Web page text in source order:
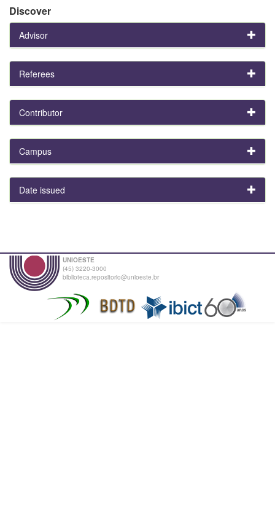
Discover
Advisor
Referees
Contributor
Campus
Date issued
UNIOESTE
(45) 3220-3000
biblioteca.repositorio@unioeste.br